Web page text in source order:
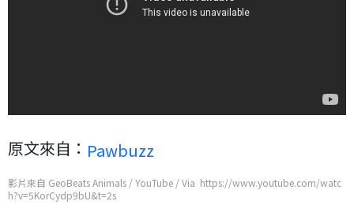
原文來自： Pawbuzz
影片來自 GeoBeats Animals / YouTube / Via https://www.youtube.com/watc
h?v=5KorCydp9bU&t=2s